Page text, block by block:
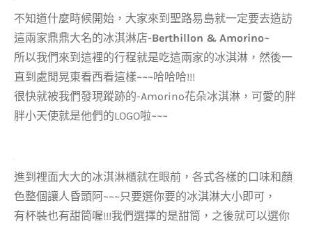
不知道什麼時候開始，大家來到聖路易島就一定要去造訪
這兩家鼎鼎大名的冰淇淋店-Berthillon & Amorino~
所以我們來到這裡的行程就是吃這兩家的冰淇淋，然後一
直到處閒晃東看西看這樣~~~哈哈哈!!!
很快就被我們發現蹤跡的-Amorino花朵冰淇淋，可愛的胖
胖小天使就是他們的LOGO啦~~~
進到裡面大大的冰淇淋櫃就在眼前，各式各樣的口味和顏
色整個讓人昏頭阿~~~只要選你要的冰淇淋大小即可，
有杯裝也有甜筒喔!!!我們選擇的是甜筒，之後就可以選你